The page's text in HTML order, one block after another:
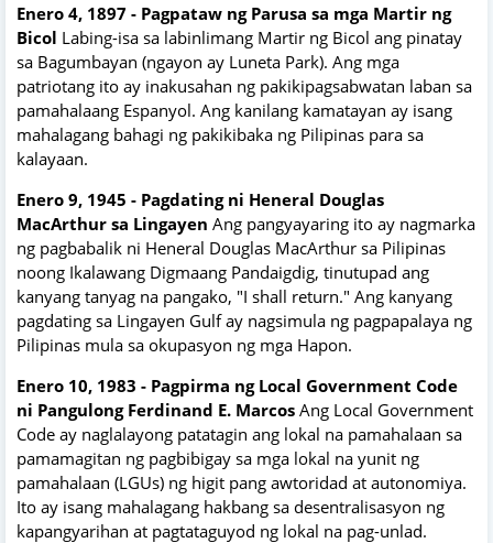
Enero 4, 1897 - Pagpataw ng Parusa sa mga Martir ng
Bicol Labing-isa sa labinlimang Martir ng Bicol ang pinatay
sa Bagumbayan (ngayon ay Luneta Park). Ang mga
patriotang ito ay inakusahan ng pakikipagsabwatan laban sa
pamahalaang Espanyol. Ang kanilang kamatayan ay isang
mahalagang bahagi ng pakikibaka ng Pilipinas para sa
kalayaan.
Enero 9, 1945 - Pagdating ni Heneral Douglas
MacArthur sa Lingayen Ang pangyayaring ito ay nagmarka
ng pagbabalik ni Heneral Douglas MacArthur sa Pilipinas
noong Ikalawang Digmaang Pandaigdig, tinutupad ang
kanyang tanyag na pangako, "I shall return." Ang kanyang
pagdating sa Lingayen Gulf ay nagsimula ng pagpapalaya ng
Pilipinas mula sa okupasyon ng mga Hapon.
Enero 10, 1983 - Pagpirma ng Local Government Code
ni Pangulong Ferdinand E. Marcos Ang Local Government
Code ay naglalayong patatagin ang lokal na pamahalaan sa
pamamagitan ng pagbibigay sa mga lokal na yunit ng
pamahalaan (LGUs) ng higit pang awtoridad at autonomiya.
Ito ay isang mahalagang hakbang sa desentralisasyon ng
kapangyarihan at pagtataguyod ng lokal na pag-unlad.